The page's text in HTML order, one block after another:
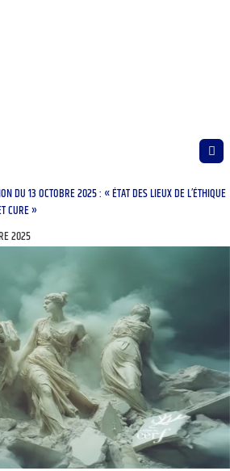
DU 13 OCTOBRE 2025 : « ÉTAT DES LIEUX DE L’ÉTHIQUE
CURE »
2025